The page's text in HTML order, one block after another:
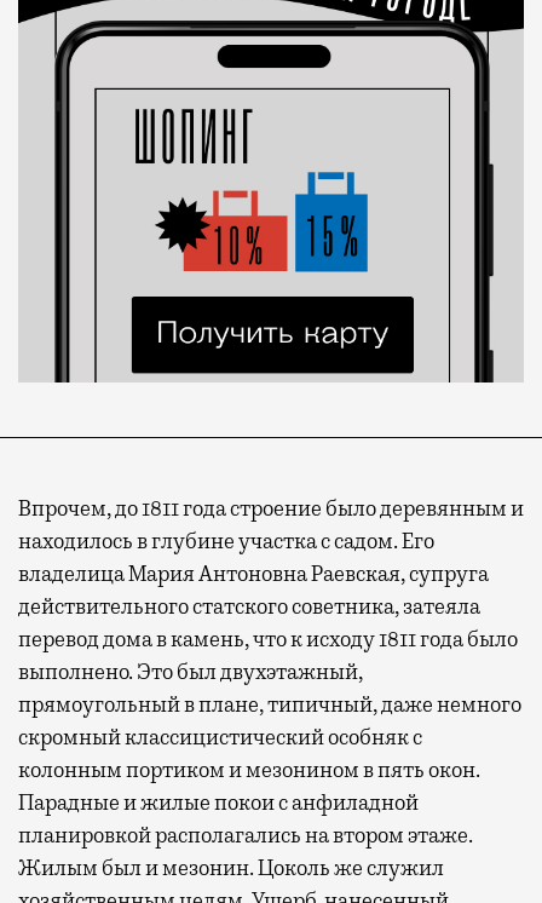
Современный путешественник часто берет
с собой не только чемодан, но и ноутбук.
А ожидание рейса все чаще превращается
не в потерянное время, а в возможность
спокойно закончить дела или спланировать
активности в путешествии, например
забронировать нужные билеты и рестораны.
Впрочем, до 1811 года строение было деревянным и
находилось в глубине участка с садом. Его
владелица Мария Антоновна Раевская, супруга
действительного статского советника, затеяла
перевод дома в камень, что к исходу 1811 года было
выполнено. Это был двухэтажный,
прямоугольный в плане, типичный, даже немного
скромный классицистический особняк с
колонным портиком и мезонином в пять окон.
Парадные и жилые покои с анфиладной
планировкой располагались на втором этаже.
Жилым был и мезонин. Цоколь же служил